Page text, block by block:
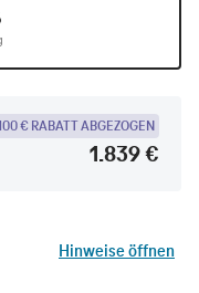
€ RABATT ABGEZOGEN
1.839 €
Hinweise öffnen